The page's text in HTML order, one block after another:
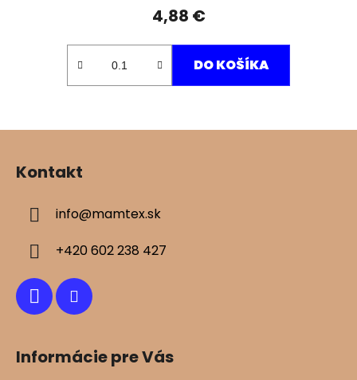
4,88 €
DO KOŠÍKA
Z
Kontakt
info@mamtex.sk
+420 602 238 427
Informácie pre Vás